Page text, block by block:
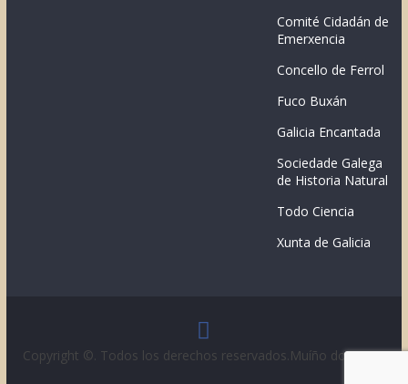
Comité Cidadán de
Emerxencia
Concello de Ferrol
Fuco Buxán
Galicia Encantada
Sociedade Galega
de Historia Natural
Todo Ciencia
Xunta de Galicia